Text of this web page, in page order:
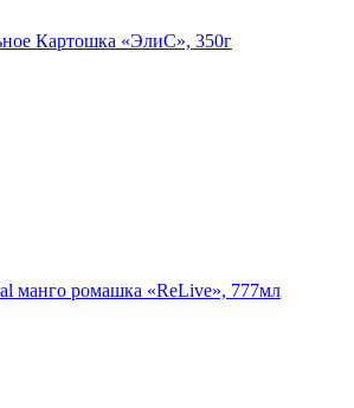
Картошка «ЭлиС», 350г
манго ромашка «ReLive», 777мл